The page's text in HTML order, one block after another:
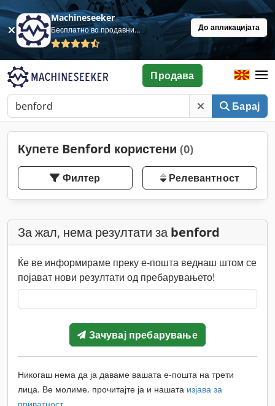
Machineseeker
Бесплатно во продавница До апликацијата
Барај
Продава
Купете Benford користени (0)
Филтер Релевантност
За жал, нема резултати за benford
Ќе ве информираме преку е-пошта веднаш штом се
појават нови резултати од пребарувањето!
Зачувај пребарување
Никогаш нема да ја даваме вашата е-пошта на трети
лица. Ве молиме, прочитајте ја и нашата изјава за